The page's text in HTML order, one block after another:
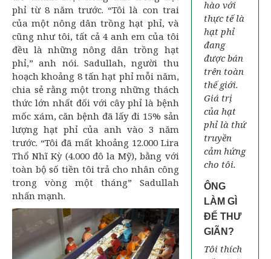
phỉ từ 8 năm trước. “Tôi là con trai
của một nông dân trồng hạt phỉ, và
cũng như tôi, tất cả 4 anh em của tôi
đều là những nông dân trồng hạt
phỉ,” anh nói. Sadullah, người thu
hoạch khoảng 8 tấn hạt phỉ mỗi năm,
chia sẻ rằng một trong những thách
thức lớn nhất đối với cây phỉ là bệnh
mốc xám, căn bệnh đã lấy đi 15% sản
lượng hạt phỉ của anh vào 3 năm
trước. “Tôi đã mất khoảng 12.000 Lira
Thổ Nhĩ Kỳ (4.000 đô la Mỹ), bằng với
toàn bộ số tiền tôi trả cho nhân công
trong vòng một tháng” Sadullah
nhấn mạnh.
hào với
thực tế là
hạt phỉ
đang
được bán
trên toàn
thế giới.
Giá trị
của hạt
phỉ là thứ
truyền
cảm hứng
cho tôi.
ÔNG
LÀM GÌ
ĐỂ THƯ
GIÃN?
Tôi thích